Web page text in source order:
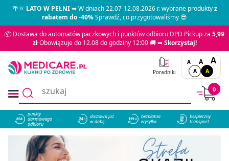
🌴🌞LATO W PEŁNI➡ W dniach 22.07-12.08.2026 r. wybrane produktyz
rabatem do -40%Sprawdź, co przygotowaliśmy 😎
📦 Dostawa do automatów paczkowych i punktów odbioru DPD Pickup za 5,99
złObowiązuje do 12.08 do godziny 12:00 🚚 ➡Skorzystaj!
Poradniki
A A A
A A
0
858
punkty
darmowego
odbioru
dostawa już
w dobę
bezpłatna
wysyłka
bezpieczny
transport